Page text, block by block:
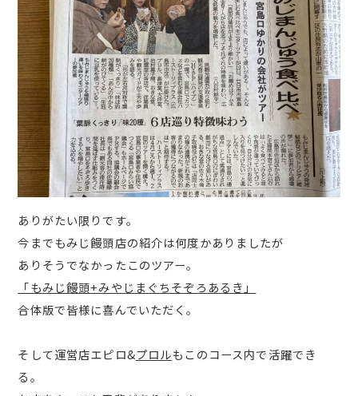
ありがたい限りです。
今までもみじ饅頭店の紹介は何度かありましたが
ありそうでなかったこのツアー。
「もみじ饅頭+みやじまぐちそぞろあるき」
合体版で皆様に喜んでいただく。
そして運営店エピロ&プロルもこのコース内で活躍でき
る。